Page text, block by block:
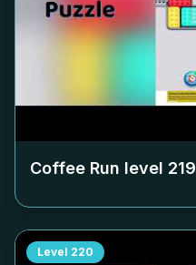
Coffee Run level 219
Level 220